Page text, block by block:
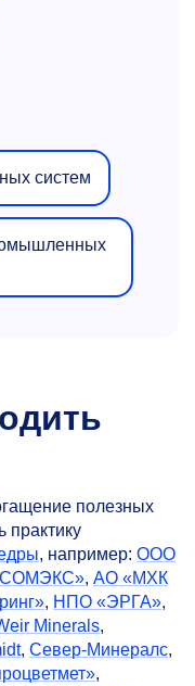
систем
полезных
практику
, например: ООО
, АО «МХК
, НПО «ЭРГА»,
Minerals,
, Север-Минералс,
,